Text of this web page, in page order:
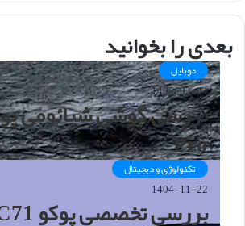
س
ت
بعدی را بخوانید
موبایل
1405-02-04
Pro
تکنولوژی و دیجیتال
1404-11-22